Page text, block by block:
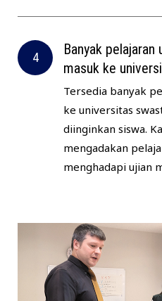
Banyak pelajaran
masuk ke
Tersedia banyak
ke universitas
diinginkan siswa.
mengadakan
menghadapi ujian